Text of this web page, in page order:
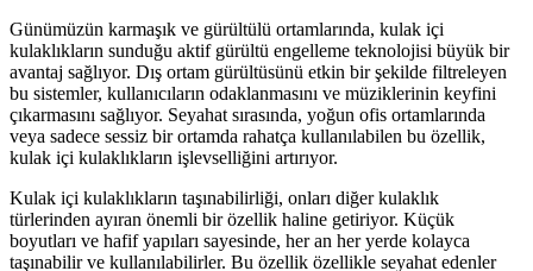
Günümüzün karmaşık ve gürültülü ortamlarında, kulak içi
kulaklıkların sunduğu aktif gürültü engelleme teknolojisi büyük bir
avantaj sağlıyor. Dış ortam gürültüsünü etkin bir şekilde filtreleyen
bu sistemler, kullanıcıların odaklanmasını ve müziklerinin keyfini
çıkarmasını sağlıyor. Seyahat sırasında, yoğun ofis ortamlarında
veya sadece sessiz bir ortamda rahatça kullanılabilen bu özellik,
kulak içi kulaklıkların işlevselliğini artırıyor.
Kulak içi kulaklıkların taşınabilirliği, onları diğer kulaklık
türlerinden ayıran önemli bir özellik haline getiriyor. Küçük
boyutları ve hafif yapıları sayesinde, her an her yerde kolayca
taşınabilir ve kullanılabilirler. Bu özellik özellikle seyahat edenler